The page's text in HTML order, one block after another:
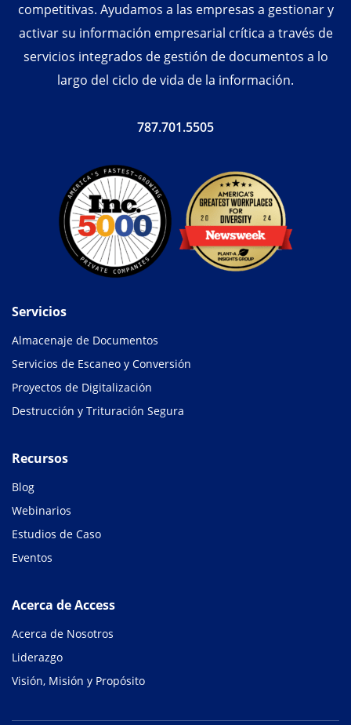
competitivas. Ayudamos a las empresas a gestionar y
activar su información empresarial crítica a través de
servicios integrados de gestión de documentos a lo
largo del ciclo de vida de la información.
787.701.5505
Servicios
Almacenaje de Documentos
Servicios de Escaneo y Conversión
Proyectos de Digitalización
Destrucción y Trituración Segura
Recursos
Blog
Webinarios
Estudios de Caso
Eventos
Acerca de Access
Acerca de Nosotros
Liderazgo
Visión, Misión y Propósito